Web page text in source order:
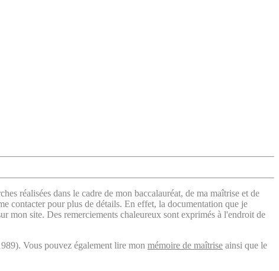
réalisées dans le cadre de mon baccalauréat, de ma maîtrise et de
contacter pour plus de détails. En effet, la documentation que je
mon site. Des remerciements chaleureux sont exprimés à l'endroit de
Vous pouvez également lire mon mémoire de maîtrise ainsi que le